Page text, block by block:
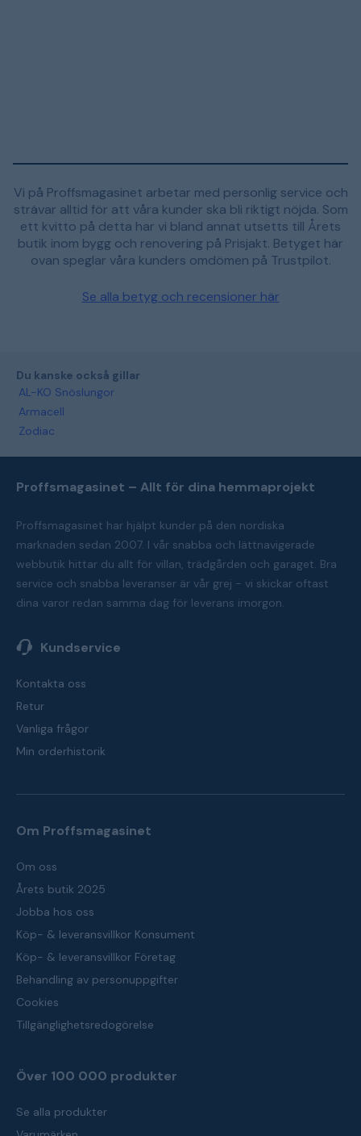
Vi på Proffsmagasinet arbetar med personlig service och
strävar alltid för att våra kunder ska bli riktigt nöjda. Som
ett kvitto på detta har vi bland annat utsetts till Årets
butik inom bygg och renovering på Prisjakt. Betyget här
ovan speglar våra kunders omdömen på Trustpilot.
Se alla betyg och recensioner här
Du kanske också gillar
AL-KO Snöslungor
Armacell
Zodiac
Proffsmagasinet – Allt för dina hemmaprojekt
Proffsmagasinet har hjälpt kunder på den nordiska
marknaden sedan 2007. I vår snabba och lättnavigerade
webbutik hittar du allt för villan, trädgården och garaget. Bra
service och snabba leveranser är vår grej - vi skickar oftast
dina varor redan samma dag för leverans imorgon.
Kundservice
Kontakta oss
Retur
Vanliga frågor
Min orderhistorik
Om Proffsmagasinet
Om oss
Årets butik 2025
Jobba hos oss
Köp- & leveransvillkor Konsument
Köp- & leveransvillkor Företag
Behandling av personuppgifter
Cookies
Tillgänglighetsredogörelse
Över 100 000 produkter
Se alla produkter